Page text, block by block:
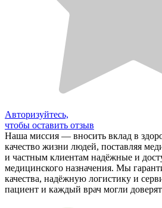
Авторизуйтесь,
чтобы оставить отзыв
Наша миссия — вносить вклад в
качество жизни людей, поставляя
и частным клиентам надёжные и
медицинского назначения. Мы
качества, надёжную логистику и
пациент и каждый врач могли